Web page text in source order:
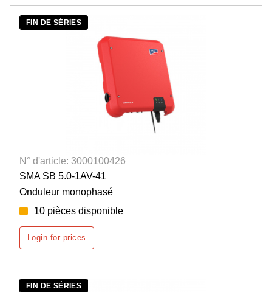
FIN DE SÉRIES
N° d'article: 3000100426
SMA SB 5.0-1AV-41
Onduleur monophasé
10 pièces disponible
Login for prices
FIN DE SÉRIES